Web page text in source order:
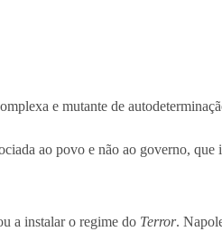
e mutante de
ao povo e não ao governo,
a instalar o regime do Terror.